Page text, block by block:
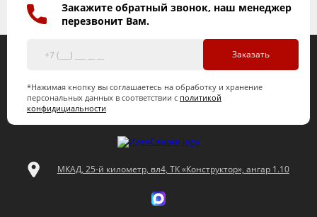
Закажите обратный звонок, наш менеджер
перезвонит Вам.
Заказать
*Нажимая кнопку вы соглашаетесь на обработку и хранение
персональных данных в соответствии с политикой
конфидициальности
МКАД, 25-й километр, вл4, ТК «Конструктор», ангар 1.10